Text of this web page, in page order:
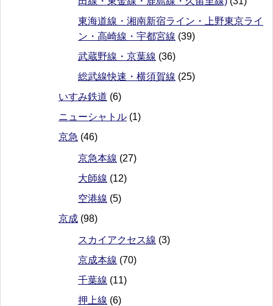
東海道線・湘南新宿ライン・上野東京ライ
ン・高崎線・宇都宮線 (39)
武蔵野線・京葉線 (36)
総武線快速・横須賀線 (25)
いすみ鉄道 (6)
ニューシャトル (1)
京急 (46)
京急本線 (27)
大師線 (12)
空港線 (5)
京成 (98)
スカイアクセス線 (3)
京成本線 (70)
千葉線 (11)
押上線 (6)